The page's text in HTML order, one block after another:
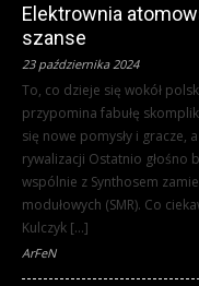
Elektrownia
szanse
23 października 2024
To, co dzieje się wokół
przypomina fabułę
się nowe pomysły i gracze,
rywalizacji Ostatnio głośno
wspólnie z Synthosem
modułowych (SMR). Co
Kulczyk […]
ArFeN